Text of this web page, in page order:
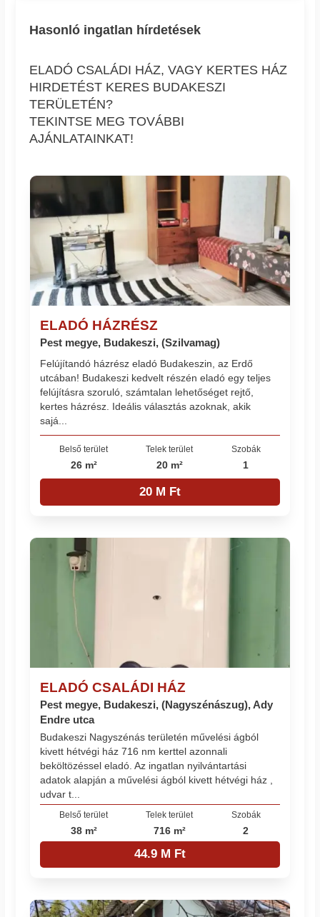
Hasonló ingatlan hírdetések
ELADÓ CSALÁDI HÁZ, VAGY KERTES HÁZ
HIRDETÉST KERES BUDAKESZI
TERÜLETÉN?
TEKINTSE MEG TOVÁBBI
AJÁNLATAINKAT!
ELADÓ HÁZRÉSZ
Pest megye, Budakeszi, (Szilvamag)
Felújítandó házrész eladó Budakeszin, az Erdő
utcában! Budakeszi kedvelt részén eladó egy teljes
felújításra szoruló, számtalan lehetőséget rejtő,
kertes házrész. Ideális választás azoknak, akik
sajá...
Belső terület
26 m²
Telek terület
20 m²
Szobák
1
20 M Ft
ELADÓ CSALÁDI HÁZ
Pest megye, Budakeszi, (Nagyszénászug), Ady
Endre utca
Budakeszi Nagyszénás területén művelési ágból
kivett hétvégi ház 716 nm kerttel azonnali
beköltözéssel eladó. Az ingatlan nyilvántartási
adatok alapján a művelési ágból kivett hétvégi ház ,
udvar t...
Belső terület
38 m²
Telek terület
716 m²
Szobák
2
44.9 M Ft